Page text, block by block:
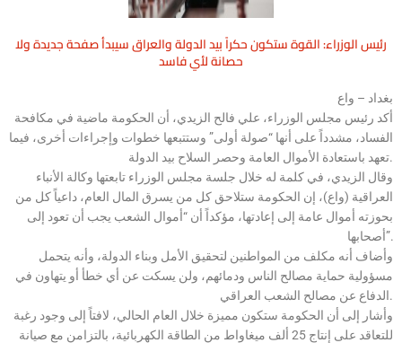
رئيس الوزراء: القوة ستكون حكراً بيد الدولة والعراق سيبدأ صفحة جديدة ولا
حصانة لأي فاسد
بغداد – واع
أكد رئيس مجلس الوزراء، علي فالح الزيدي، أن الحكومة ماضية في مكافحة
الفساد، مشدداً على أنها “صولة أولى” وستتبعها خطوات وإجراءات أخرى، فيما
تعهد باستعادة الأموال العامة وحصر السلاح بيد الدولة.
وقال الزيدي، في كلمة له خلال جلسة مجلس الوزراء تابعتها وكالة الأنباء
العراقية (واع)، إن الحكومة ستلاحق كل من يسرق المال العام، داعياً كل من
بحوزته أموال عامة إلى إعادتها، مؤكداً أن “أموال الشعب يجب أن تعود إلى
أصحابها”.
وأضاف أنه مكلف من المواطنين لتحقيق الأمل وبناء الدولة، وأنه يتحمل
مسؤولية حماية مصالح الناس ودمائهم، ولن يسكت عن أي خطأ أو يتهاون في
الدفاع عن مصالح الشعب العراقي.
وأشار إلى أن الحكومة ستكون مميزة خلال العام الحالي، لافتاً إلى وجود رغبة
للتعاقد على إنتاج 25 ألف ميغاواط من الطاقة الكهربائية، بالتزامن مع صيانة